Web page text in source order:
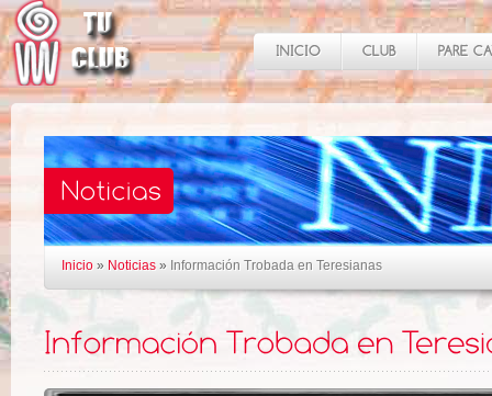
Inicio » Noticias » Información Trobada en Teresianas